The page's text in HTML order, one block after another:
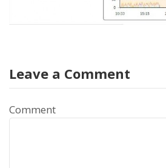
Leave a Comment
Comment